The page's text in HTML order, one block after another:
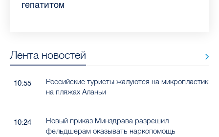
гепатитом
Лента новостей
10:55
Российские туристы жалуются на микропластик
на пляжах Аланьи
10:24
Новый приказ Минздрава разрешил
фельдшерам оказывать наркопомощь